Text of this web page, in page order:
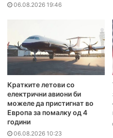
06.08.2026 19:46
Кратките летови со
електрични авиони би
можеле да пристигнат во
Европа за помалку од 4
години
06.08.2026 10:23